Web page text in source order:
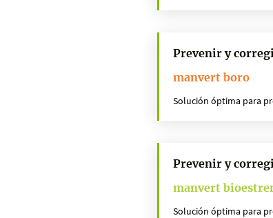
Prevenir y
manvert boro
Solución óptima para
Prevenir y
manvert
Solución óptima para